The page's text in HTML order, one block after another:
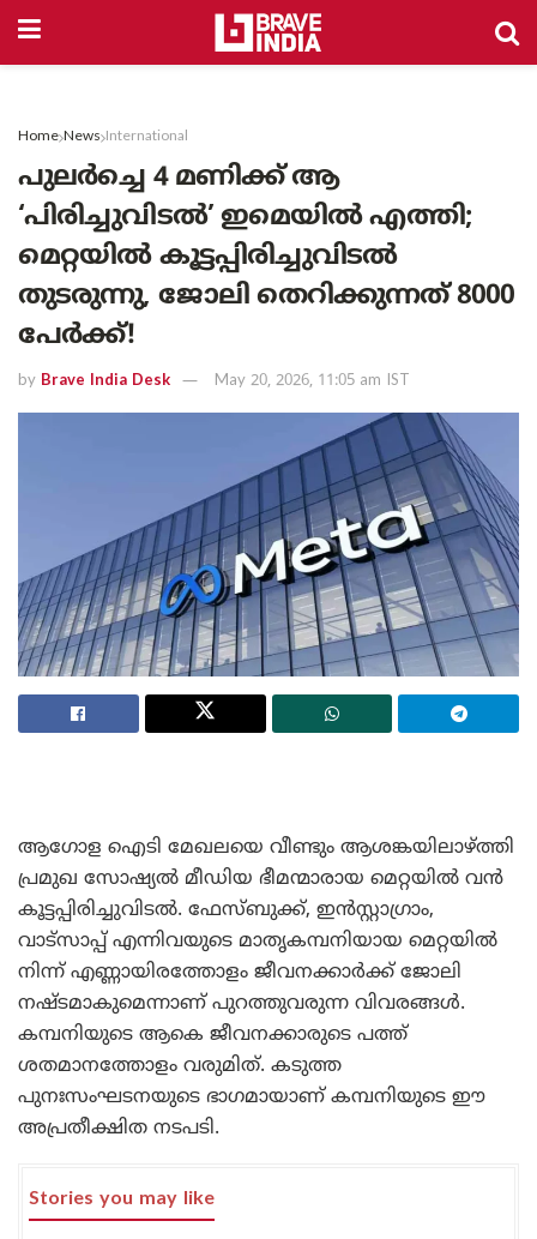
Home News International
പുലർച്ചെ 4 മണിക്ക് ആ
‘പിരിച്ചുവിടൽ’ ഇമെയിൽ എത്തി;
മെറ്റയിൽ കൂട്ടപ്പിരിച്ചുവിടൽ
തുടരുന്നു, ജോലി തെറിക്കുന്നത് 8000
പേർക്ക്!
by Brave India Desk May 20, 2026, 11:05 am IST
ആഗോള ഐടി മേഖലയെ വീണ്ടും ആശങ്കയിലാഴ്ത്തി
പ്രമുഖ സോഷ്യൽ മീഡിയ ഭീമന്മാരായ മെറ്റയിൽ വൻ
കൂട്ടപ്പിരിച്ചുവിടൽ. ഫേസ്ബുക്ക്, ഇൻസ്റ്റാഗ്രാം,
വാട്സാപ്പ് എന്നിവയുടെ മാതൃകമ്പനിയായ മെറ്റയിൽ
നിന്ന് എണ്ണായിരത്തോളം ജീവനക്കാർക്ക് ജോലി
നഷ്ടമാകുമെന്നാണ് പുറത്തുവരുന്ന വിവരങ്ങൾ.
കമ്പനിയുടെ ആകെ ജീവനക്കാരുടെ പത്ത്
ശതമാനത്തോളം വരുമിത്. കടുത്ത
പുനഃസംഘടനയുടെ ഭാഗമായാണ് കമ്പനിയുടെ ഈ
അപ്രതീക്ഷിത നടപടി.
Stories you may like